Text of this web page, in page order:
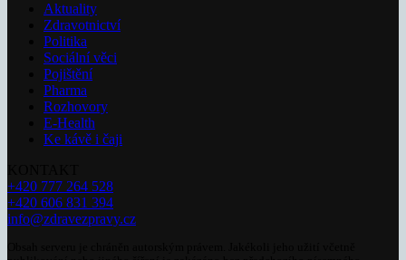
Aktuality
Zdravotnictví
Politika
Sociální věci
Pojištění
Pharma
Rozhovory
E-Health
Ke kávě i čaji
+420 777 264 528
+420 606 831 394
info@zdravezpravy.cz